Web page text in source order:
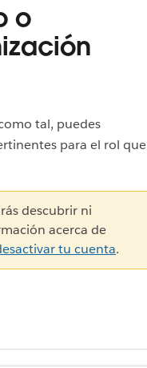
o
tal, puedes
para el rol que
descubrir ni
acerca de
tu cuenta.